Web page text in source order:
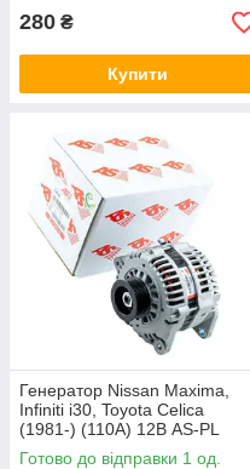
280 ₴
Купити
Генератор Nissan Maxima,
Infiniti i30, Toyota Celica
(1981-) (110A) 12В AS-PL
Готово до відправки 1 од.